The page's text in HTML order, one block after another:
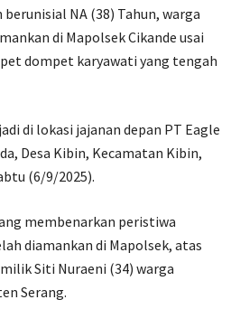
NA (38) Tahun, warga
di Mapolsek Cikande usai
dompet karyawati yang tengah
di lokasi jajanan depan PT Eagle
Desa Kibin, Kecamatan Kibin,
(6/9/2025).
membenarkan peristiwa
diamankan di Mapolsek, atas
Siti Nuraeni (34) warga
Serang.